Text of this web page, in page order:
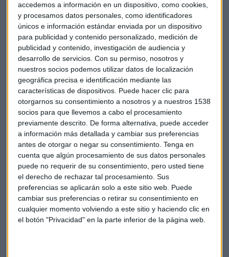
accedemos a información en un dispositivo, como cookies,
y procesamos datos personales, como identificadores
únicos e información estándar enviada por un dispositivo
para publicidad y contenido personalizado, medición de
publicidad y contenido, investigación de audiencia y
desarrollo de servicios. Con su permiso, nosotros y
nuestros socios podemos utilizar datos de localización
geográfica precisa e identificación mediante las
características de dispositivos. Puede hacer clic para
otorgarnos su consentimiento a nosotros y a nuestros 1538
socios para que llevemos a cabo el procesamiento
previamente descrito. De forma alternativa, puede acceder
a información más detallada y cambiar sus preferencias
antes de otorgar o negar su consentimiento. Tenga en
cuenta que algún procesamiento de sus datos personales
puede no requerir de su consentimiento, pero usted tiene
el derecho de rechazar tal procesamiento. Sus
preferencias se aplicarán solo a este sitio web. Puede
cambiar sus preferencias o retirar su consentimiento en
cualquier momento volviendo a este sitio y haciendo clic en
el botón "Privacidad" en la parte inferior de la página web.
PODCAST
Novedades de SBS, Amper, Integrasys, GMV, Thales e
Hisdesat en Feindef
Laura Blanco